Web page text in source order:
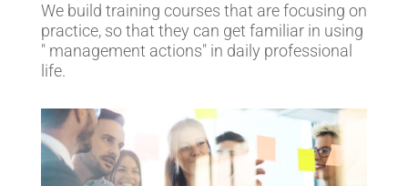
We build training courses that are focusing on
practice, so that they can get familiar in using
" management actions" in daily professional
life.